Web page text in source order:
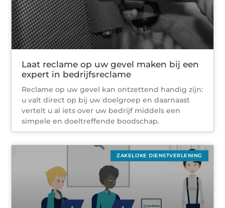
Laat reclame op uw gevel maken bij een
expert in bedrijfsreclame
Reclame op uw gevel kan ontzettend handig zijn:
u valt direct op bij uw doelgroep en daarnaast
vertelt u al iets over uw bedrijf middels een
simpele en doeltreffende boodschap.
ZAKELIJKE DIENSTVERLENING